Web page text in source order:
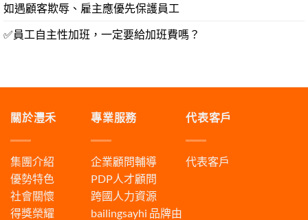
如遇顧客欺辱、雇主應優先保護員工
✅員工自主性加班，一定要給加班費嗎？
關於灃禾
集團介紹
優勢特色
社會關懷
得獎榮耀
專業服務
企業顧問輔導
PDP人才顧問
跨國人力資源
bailingsayhi 品牌由
代表客戶
代表客戶